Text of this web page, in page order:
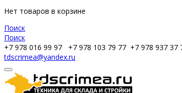
Нет товаров в корзине
Поиск
Поиск
+7 978 016 99 97
+7 978 103 79 77 +7 978 937 37
tdscrimea@yandex.ru